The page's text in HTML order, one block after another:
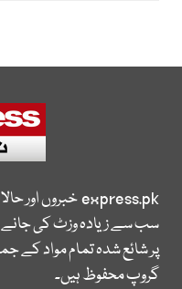
express.pkخبروں اور
سب سے زیادہ وزٹ کی
پر شائع شدہ تمام مواد کے
گروپ محفوظ ہیں۔